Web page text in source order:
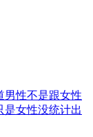
男性不是跟女性
是女性没统计出